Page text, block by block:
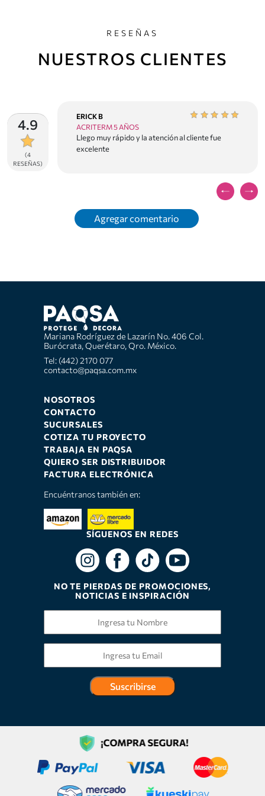
RESEÑAS
NUESTROS CLIENTES
4.9
(4
RESEÑAS)
calidad y
ERICK B
ACRITERM 5 AÑOS
Llego muy rápido y la atención al cliente fue
excelente
Agregar comentario
Mariana Rodríguez de Lazarín No. 406 Col.
Burócrata, Querétaro, Qro. México.
Tel: (442) 2170 077
contacto@paqsa.com.mx
NOSOTROS
CONTACTO
SUCURSALES
COTIZA TU PROYECTO
TRABAJA EN PAQSA
QUIERO SER DISTRIBUIDOR
FACTURA ELECTRÓNICA
Encuéntranos también en:
SÍGUENOS EN REDES
NO TE PIERDAS DE PROMOCIONES,
NOTICIAS E INSPIRACIÓN
Suscribirse